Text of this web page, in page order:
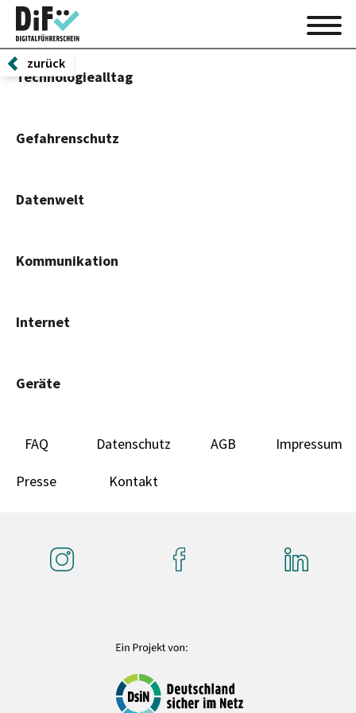
zurück
Technologiealltag
Gefahrenschutz
Datenwelt
Kommunikation
Internet
Geräte
FAQ Datenschutz AGB Impressum
Presse Kontakt